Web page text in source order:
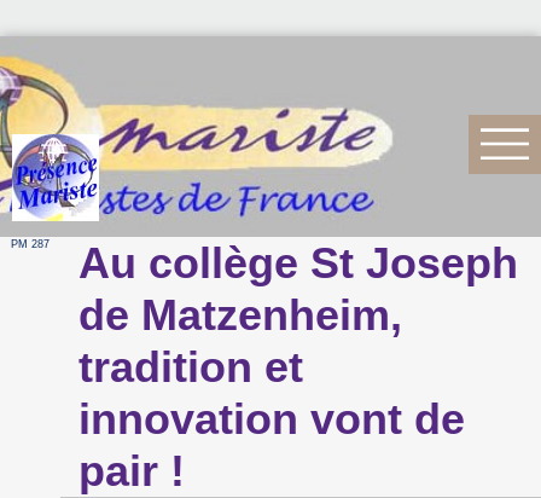
PM 287
Au collège St Joseph
de Matzenheim,
tradition et
innovation vont de
pair !